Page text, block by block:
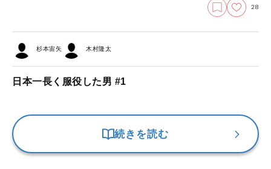
28
杉本宙矢 木村隆太
日本一長く服役した男 #1
続きを読む